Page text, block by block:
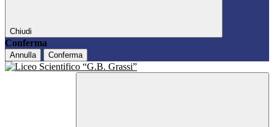
Chiudi
Conferma
Annulla Conferma